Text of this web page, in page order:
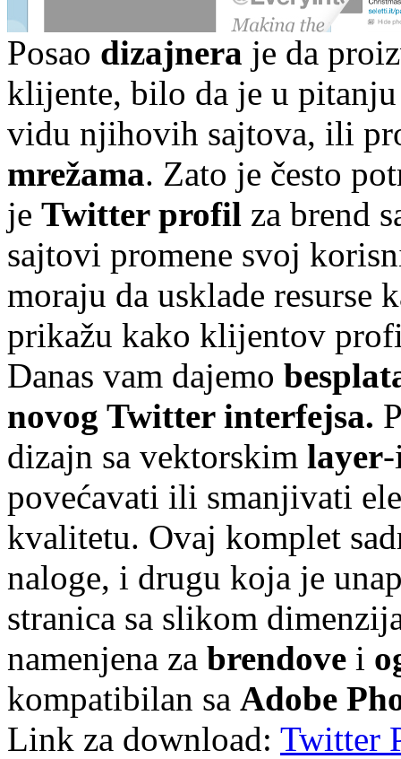
Posao dizajnera je da
klijente, bilo da je u
vidu njihovih sajtova, ili
mrežama. Zato je često
je Twitter profil za brend
sajtovi promene svoj
moraju da usklade resurse
prikažu kako klijentov
Danas vam dajemo
novog Twitter interfejsa.
dizajn sa vektorskim layer
povećavati ili smanjivati
kvalitetu. Ovaj komplet
naloge, i drugu koja je
stranica sa slikom
namenjena za brendove i
kompatibilan sa Adobe
Link za download: Twitter